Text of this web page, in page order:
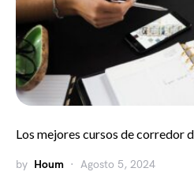
Los mejores cursos de corredor
by Houm Agosto 5, 2024